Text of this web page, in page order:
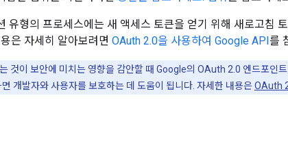
유형의 프로세스에는 새 액세스 토큰을 얻기 위해 새로고침
은 자세히 알아보려면 OAuth 2.0을 사용하여 Google API를
것이 보안에 미치는 영향을 감안할 때 Google의 OAuth 2.0 엔드포인
개발자와 사용자를 보호하는 데 도움이 됩니다. 자세한 내용은OAuth